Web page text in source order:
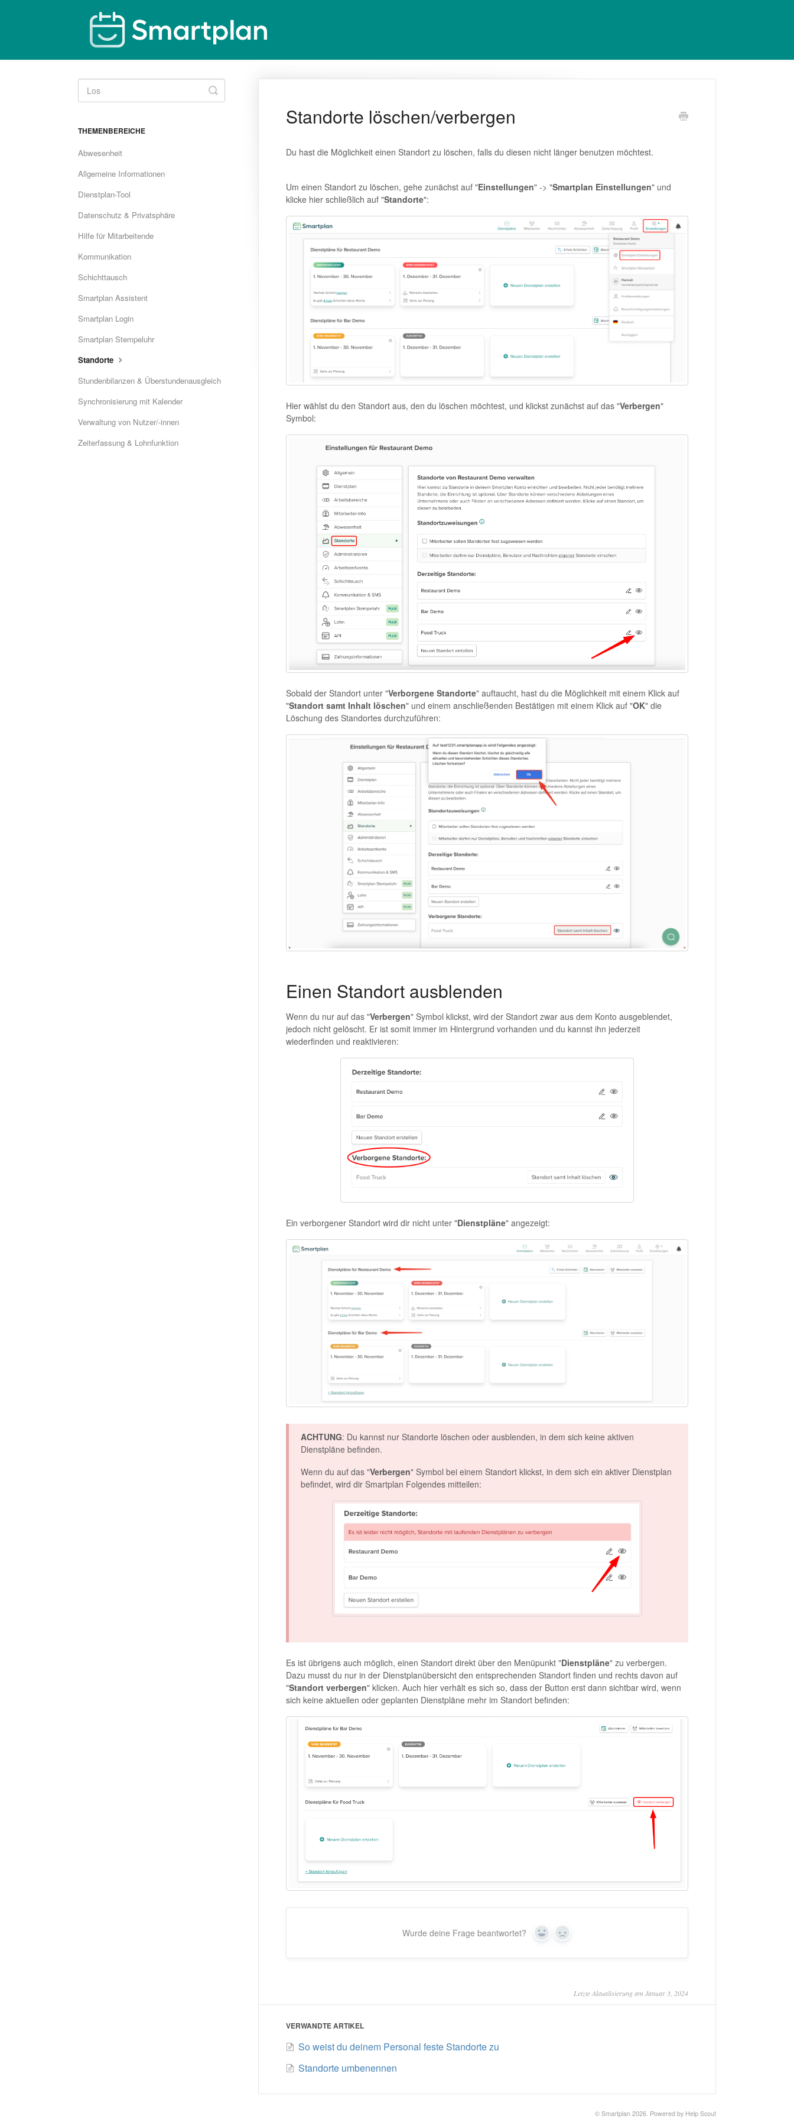
Standorte löschen/verbergen
Du hast die Möglichkeit einen Standort zu löschen, falls du diesen nicht länger benutzen möchtest.
Um einen Standort zu löschen, gehe zunächst auf "Einstellungen" -> "Smartplan Einstellungen" und
klicke hier schließlich auf "Standorte":
Hier wählst du den Standort aus, den du löschen möchtest, und klickst zunächst auf das "Verbergen"
Symbol:
Sobald der Standort unter "Verborgene Standorte" auftaucht, hast du die Möglichkeit mit einem Klick auf
"Standort samt Inhalt löschen" und einem anschließenden Bestätigen mit einem Klick auf "OK" die
Löschung des Standortes durchzuführen:
Einen Standort ausblenden
Wenn du nur auf das "Verbergen" Symbol klickst, wird der Standort zwar aus dem Konto ausgeblendet,
jedoch nicht gelöscht. Er ist somit immer im Hintergrund vorhanden und du kannst ihn jederzeit
wiederfinden und reaktivieren:
Ein verborgener Standort wird dir nicht unter "Dienstpläne" angezeigt:
ACHTUNG: Du kannst nur Standorte löschen oder ausblenden, in dem sich keine aktiven
Dienstpläne befinden.
Wenn du auf das "Verbergen" Symbol bei einem Standort klickst, in dem sich ein aktiver Dienstplan
befindet, wird dir Smartplan Folgendes mitteilen:
Es ist übrigens auch möglich, einen Standort direkt über den Menüpunkt "Dienstpläne" zu verbergen.
Dazu musst du nur in der Dienstplanübersicht den entsprechenden Standort finden und rechts davon auf
"Standort verbergen" klicken. Auch hier verhält es sich so, dass der Button erst dann sichtbar wird, wenn
sich keine aktuellen oder geplanten Dienstpläne mehr im Standort befinden:
Wurde deine Frage beantwortet? Yes No
Letzte Aktualisierung am Januar 3, 2024
VERWANDTE ARTIKEL
So weist du deinem Personal feste Standorte zu
Standorte umbenennen
Toggle
Search
THEMENBEREICHE
Abwesenheit
Allgemeine Informationen
Dienstplan-Tool
Datenschutz & Privatsphäre
Hilfe für Mitarbeitende
Kommunikation
Schichttausch
Smartplan Assistent
Smartplan Login
Smartplan Stempeluhr
Standorte
Stundenbilanzen & Überstundenausgleich
Synchronisierung mit Kalender
Verwaltung von Nutzer/-innen
Zeiterfassung & Lohnfunktion
© Smartplan 2026. Powered by Help Scout